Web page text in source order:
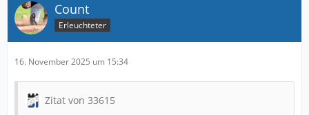
Count
Erleuchteter
16. November 2025 um 15:34
Zitat von 33615